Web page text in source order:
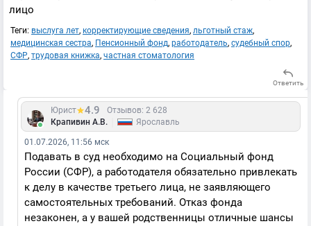
лицо
Теги: выслуга лет, корректирующие сведения, льготный стаж,
медицинская сестра, Пенсионный фонд, работодатель, судебный спор,
СФР, трудовая книжка, частная стоматология
Ответить
Юрист 4.9
Отзывов: 2 628
Крапивин А.В.
Ярославль
01.07.2026, 11:56 мск
Подавать в суд необходимо на Социальный фонд
России (СФР), а работодателя обязательно привлекать
к делу в качестве третьего лица, не заявляющего
самостоятельных требований. Отказ фонда
незаконен, а у вашей родственницы отличные шансы